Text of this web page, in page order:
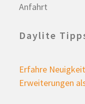
Anfahrt
Daylite
Erfahre
Erweiterungen